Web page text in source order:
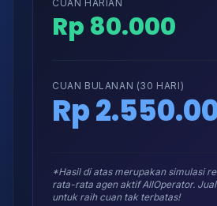
CUAN HARIAN
Rp 80.000
CUAN BULANAN (30 HARI)
Rp
*Hasil di atas merupakan simulasi
rata-rata agen aktif AllOperator.
untuk raih cuan tak terbatas!